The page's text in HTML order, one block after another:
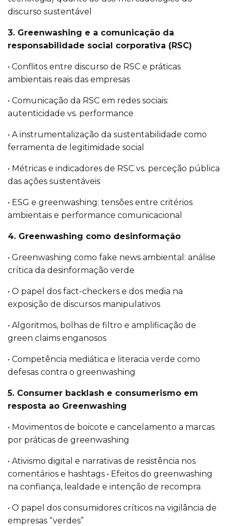
discurso sustentável
3. Greenwashing e a comunicação da
responsabilidade social corporativa (RSC)
• Conflitos entre discurso de RSC e práticas
ambientais reais das empresas
• Comunicação da RSC em redes sociais:
autenticidade vs. performance
• A instrumentalização da sustentabilidade como
ferramenta de legitimidade social
• Métricas e indicadores de RSC vs. perceção pública
das ações sustentáveis
• ESG e greenwashing: tensões entre critérios
ambientais e performance comunicacional
4. Greenwashing como desinformação
• Greenwashing como fake news ambiental: análise
crítica da desinformação verde
• O papel dos fact-checkers e dos media na
exposição de discursos manipulativos
• Algoritmos, bolhas de filtro e amplificação de
green claims enganosos
• Competência mediática e literacia verde como
defesas contra o greenwashing
5. Consumer backlash e consumerismo em
resposta ao Greenwashing
• Movimentos de boicote e cancelamento a marcas
por práticas de greenwashing
• Ativismo digital e narrativas de resistência nos
comentários e hashtags • Efeitos do greenwashing
na confiança, lealdade e intenção de recompra
• O papel dos consumidores críticos na vigilância de
empresas “verdes”